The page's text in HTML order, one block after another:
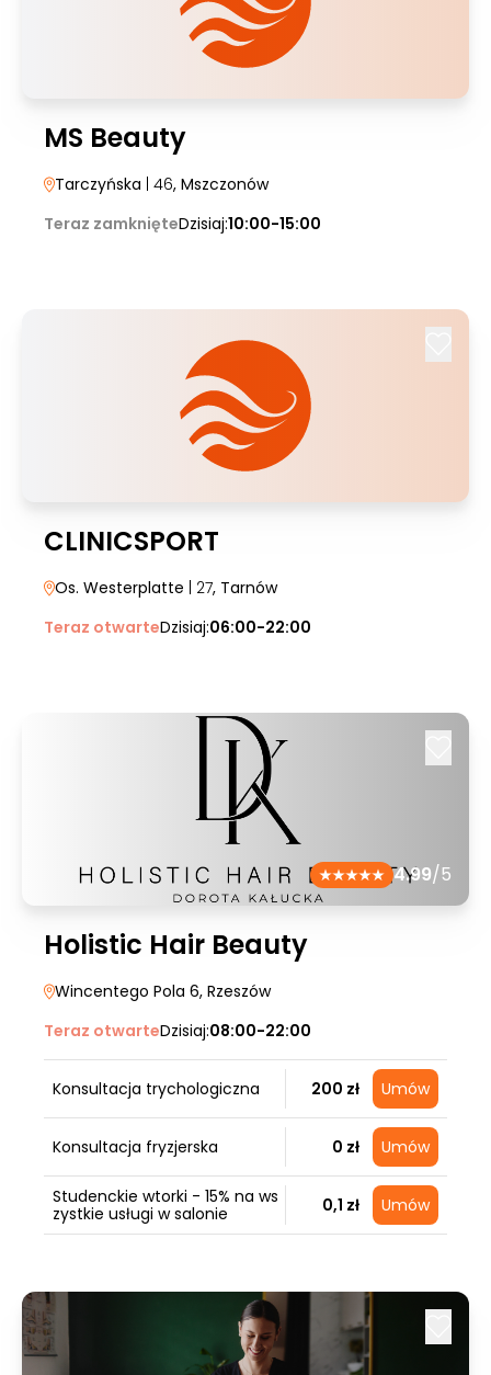
MS Beauty
Tarczyńska | 46, Mszczonów
Teraz zamknięteDzisiaj:10:00-15:00
CLINICSPORT
Os. Westerplatte | 27, Tarnów
Teraz otwarteDzisiaj:06:00-22:00
4.99/5
Holistic Hair Beauty
Wincentego Pola 6, Rzeszów
Teraz otwarteDzisiaj:08:00-22:00
Konsultacja trychologiczna 200 zł Umów
Konsultacja fryzjerska 0 zł Umów
Studenckie wtorki - 15% na ws
zystkie usługi w salonie
0,1 zł Umów